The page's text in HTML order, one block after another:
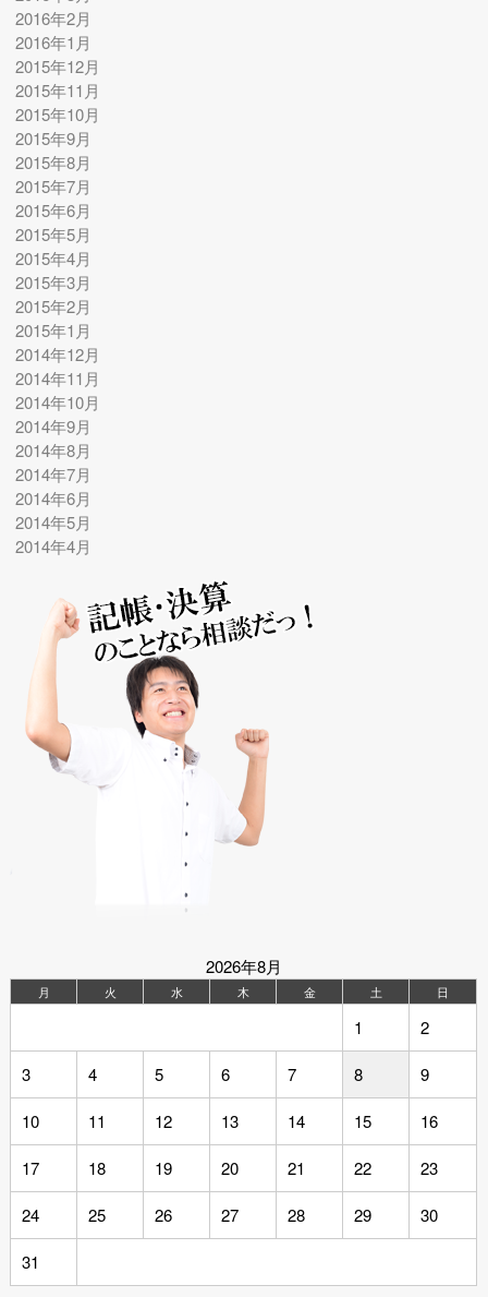
2016年2月
2016年1月
2015年12月
2015年11月
2015年10月
2015年9月
2015年8月
2015年7月
2015年6月
2015年5月
2015年4月
2015年3月
2015年2月
2015年1月
2014年12月
2014年11月
2014年10月
2014年9月
2014年8月
2014年7月
2014年6月
2014年5月
2014年4月
2026年8月
月 火 水 木 金 土 日
1 2
3 4 5 6 7 8 9
10 11 12 13 14 15 16
17 18 19 20 21 22 23
24 25 26 27 28 29 30
31